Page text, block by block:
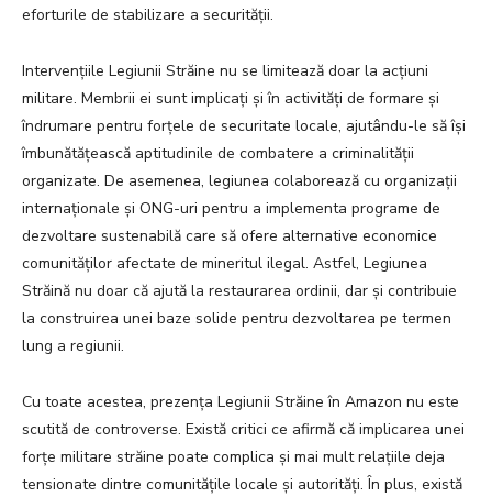
eforturile de stabilizare a securității.
Intervențiile Legiunii Străine nu se limitează doar la acțiuni
militare. Membrii ei sunt implicați și în activități de formare și
îndrumare pentru forțele de securitate locale, ajutându-le să își
îmbunătățească aptitudinile de combatere a criminalității
organizate. De asemenea, legiunea colaborează cu organizații
internaționale și ONG-uri pentru a implementa programe de
dezvoltare sustenabilă care să ofere alternative economice
comunităților afectate de mineritul ilegal. Astfel, Legiunea
Străină nu doar că ajută la restaurarea ordinii, dar și contribuie
la construirea unei baze solide pentru dezvoltarea pe termen
lung a regiunii.
Cu toate acestea, prezența Legiunii Străine în Amazon nu este
scutită de controverse. Există critici ce afirmă că implicarea unei
forțe militare străine poate complica și mai mult relațiile deja
tensionate dintre comunitățile locale și autorități. În plus, există